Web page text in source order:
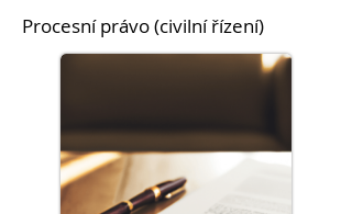
Procesní právo (civilní řízení)